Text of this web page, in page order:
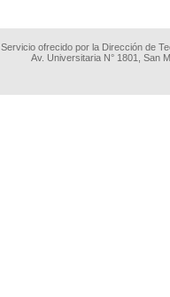
Servicio ofrecido por la Dirección de
Av. Universitaria N° 1801, San